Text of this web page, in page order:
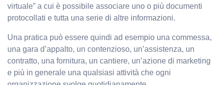
virtuale” a cui è possibile associare uno o più documenti
protocollati e tutta una serie di altre informazioni.
Una pratica può essere quindi ad esempio una commessa,
una gara d’appalto, un contenzioso, un’assistenza, un
contratto, una fornitura, un cantiere, un’azione di marketing
e più in generale una qualsiasi attività che ogni